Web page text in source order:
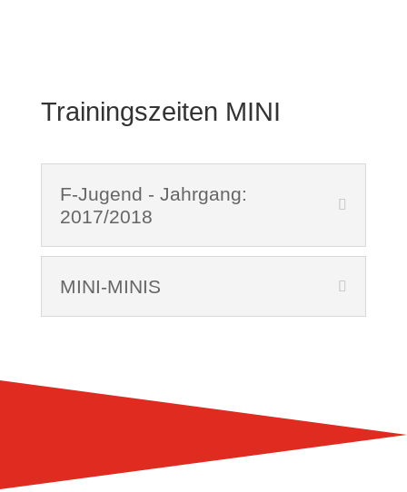
Trainingszeiten MINI
F-Jugend - Jahrgang:
2017/2018
MINI-MINIS